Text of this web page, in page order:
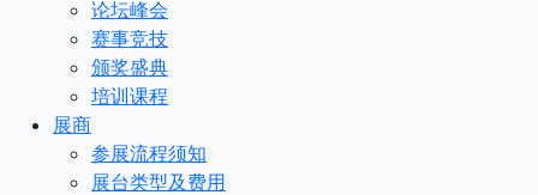
论坛峰会
赛事竞技
颁奖盛典
培训课程
展商
参展流程须知
展台类型及费用